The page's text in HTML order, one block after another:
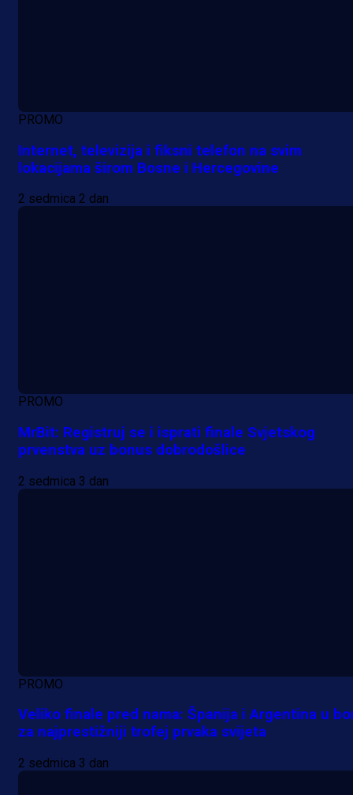
PROMO
Internet, televizija i fiksni telefon na svim
lokacijama širom Bosne i Hercegovine
2 sedmica 2 dan
PROMO
MrBit: Registruj se i isprati finale Svjetskog
prvenstva uz bonus dobrodošlice
2 sedmica 3 dan
PROMO
Veliko finale pred nama: Španija i Argentina u
za najprestižniji trofej prvaka svijeta
2 sedmica 3 dan